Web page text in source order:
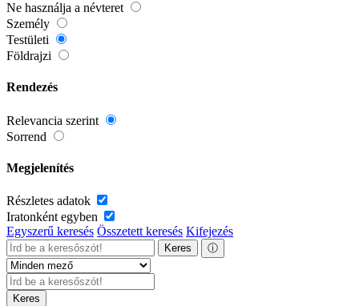
Ne használja a névteret
Személy
Testületi
Földrajzi
Rendezés
Relevancia szerint
Sorrend
Megjelenítés
Részletes adatok
Iratonként egyben
Egyszerű keresés Összetett keresés Kifejezés
Keres ⓘ
Keres